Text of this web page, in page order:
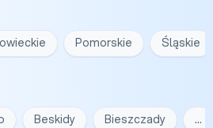
Pomorskie Śląskie
Beskidy Bieszczady …